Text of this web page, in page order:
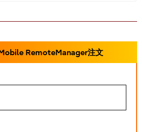
Mobile RemoteManager注文